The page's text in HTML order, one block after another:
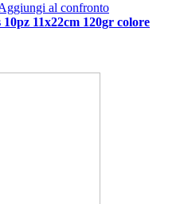
al confronto
11x22cm 120gr colore